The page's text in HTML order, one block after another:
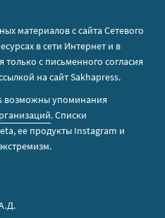
материалов с сайта Сетевого
в сети Интернет и в
только с письменного согласия
на сайт Sakhapress.
возможны упоминания
. Списки
ее продукты Instagram и